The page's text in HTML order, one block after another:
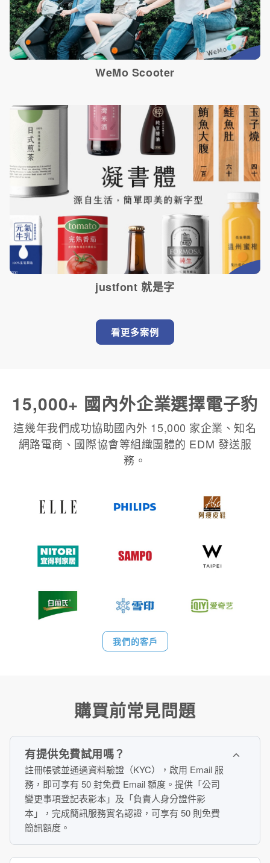
WeMo Scooter
justfont 就是字
看更多案例
15,000+ 國內外企業選擇電子豹
這幾年我們成功協助國內外 15,000 家企業、知名
網路電商、國際協會等組織團體的 EDM 發送服
務。
我們的客戶
購買前常見問題
有提供免費試用嗎？
註冊帳號並通過資料驗證（KYC），啟用 Email 服
務，即可享有 50 封免費 Email 額度。提供「公司
變更事項登記表影本」及「負責人身分證件影
本」，完成簡訊服務實名認證，可享有 50 則免費
簡訊額度。